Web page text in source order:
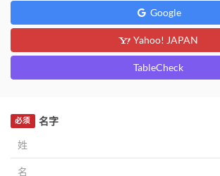
Google
Yahoo! JAPAN
TableCheck
名字
必须